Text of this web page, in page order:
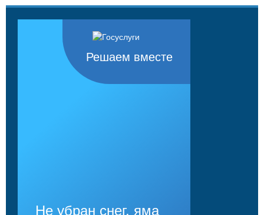
Решаем вместе
Не убран снег, яма